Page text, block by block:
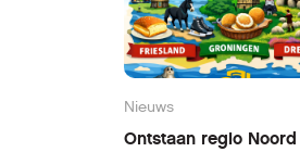
Nieuws
Ontstaan regio Noord